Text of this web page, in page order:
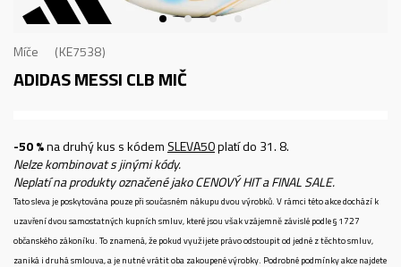
Míče KE7538
ADIDAS MESSI CLBMIČ
-50 %na druhý kus s kódem SLEVA50platí do 31. 8.
Nelze kombinovat s jinými kódy.
Neplatí na produkty označené jako CENOVÝ HIT a FINAL SALE.
Tato sleva je poskytována pouze při současném nákupu dvou výrobků. V rámci této akce dochází k
uzavření dvou samostatných kupních smluv, které jsou však vzájemně závislé podle § 1727
občanského zákoníku. To znamená, že pokud využijete právo odstoupit od jedné z těchto smluv,
zaniká i druhá smlouva, a je nutné vrátit oba zakoupené výrobky. Podrobné podmínky akce najdete